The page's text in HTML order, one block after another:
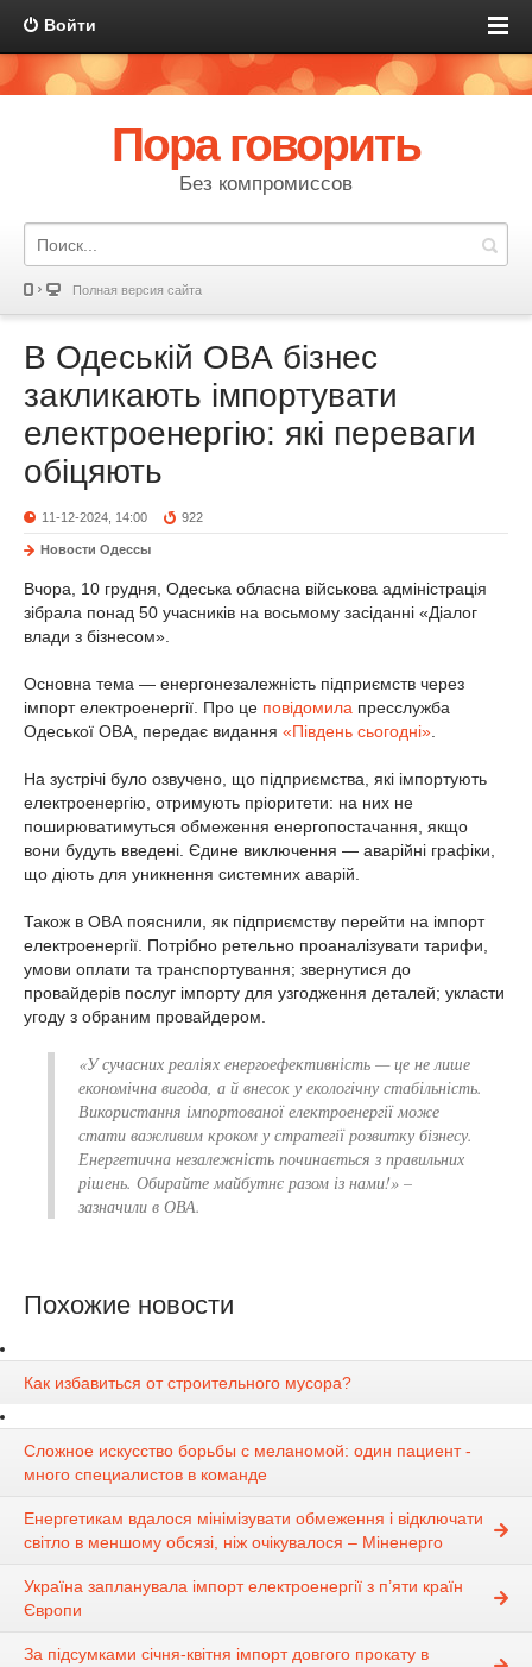
Войти
Пора говорить
Без компромиссов
Полная версия сайта
В Одеській ОВА бізнес
закликають імпортувати
електроенергію: які переваги
обіцяють
11-12-2024, 14:00 922
Новости Одессы
Вчора, 10 грудня, Одеська обласна військова адміністрація
зібрала понад 50 учасників на восьмому засіданні «Діалог
влади з бізнесом».
Основна тема — енергонезалежність підприємств через
імпорт електроенергії. Про це повідомила пресслужба
Одеської ОВА, передає видання «Південь сьогодні»
На зустрічі було озвучено, що підприємства, які імпортують
електроенергію, отримують пріоритети: на них не
поширюватимуться обмеження енергопостачання, якщо
вони будуть введені. Єдине виключення — аварійні графіки,
що діють для уникнення системних аварій.
Також в ОВА пояснили, як підприємству перейти на імпорт
електроенергії. Потрібно ретельно проаналізувати тарифи,
умови оплати та транспортування; звернутися до
провайдерів послуг імпорту для узгодження деталей; укласти
угоду з обраним провайдером.
«У сучасних реаліях енергоефективність — це не лише
економічна вигода, а й внесок у екологічну стабільність.
Використання імпортованої електроенергії може
стати важливим кроком у стратегії розвитку бізнесу.
Енергетична незалежність починається з правильних
рішень. Обирайте майбутнє разом із нами!» –
зазначили в ОВА.
Похожие новости
Как избавиться от строительного мусора?
Сложное искусство борьбы с меланомой: один пациент -
много специалистов в команде
Енергетикам вдалося мінімізувати обмеження і відключати
світло в меншому обсязі, ніж очікувалося – Міненерго
Україна запланувала імпорт електроенергії з п’яти країн
Європи
За підсумками січня-квітня імпорт довгого прокату в